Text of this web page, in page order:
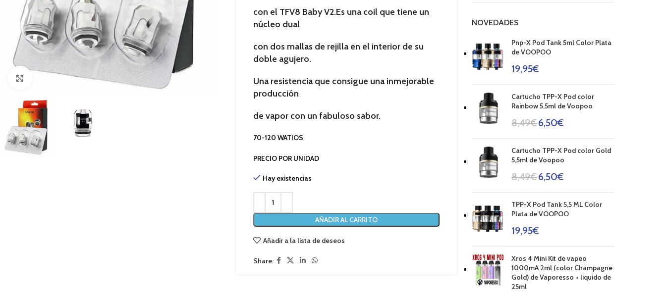
Haga Click para agrandar
con el TFV8 Baby V2.Es una coil que tiene un
núcleo dual
con dos mallas de rejilla en el interior de su
doble agujero.
Una resistencia que consigue una inmejorable
producción
de vapor con un fabuloso sabor.
70-120 WATIOS
PRECIO POR UNIDAD
Hay existencias
AÑADIR AL CARRITO
Añadir a la lista de deseos
Share:
NOVEDADES
Pnp-X Pod Tank 5ml Color Plata
de VOOPOO
19,95€
Cartucho TPP-X Pod color
Rainbow 5,5ml de Voopoo
8,49€6,50€
Cartucho TPP-X Pod color Gold
5,5ml de Voopoo
8,49€6,50€
TPP-X Pod Tank 5,5 ML Color
Plata de VOOPOO
19,95€
Xros 4 Mini Kit de vapeo
1000mA 2ml (color Champagne
Gold) de Vaporesso + liquido de
25ml